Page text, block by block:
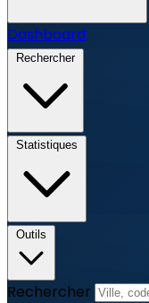
Dashboard
Rechercher
Statistiques
Outils
Rechercher